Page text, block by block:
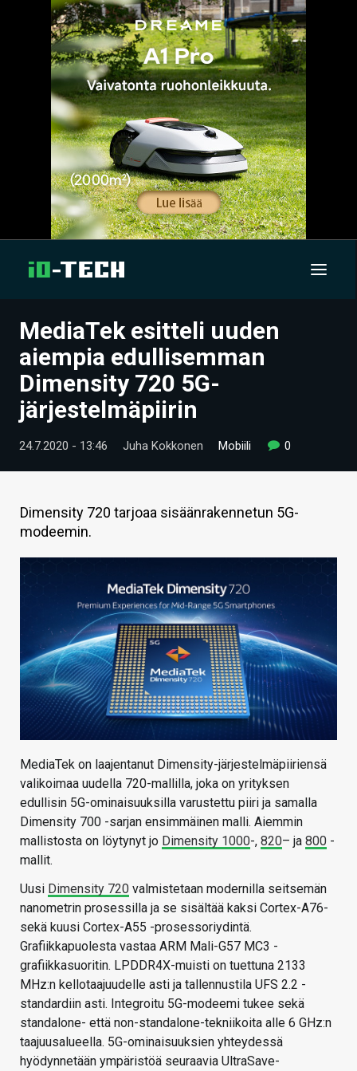
UUTISET
ARTIKKELIT
VIDEOT
TECHBBS
HINTA.FI
VAIHDA TEEMA
HAKU
MediaTek esitteli uuden
aiempia edullisemman
Dimensity 720 5G-
järjestelmäpiirin
24.7.2020 - 13:46 Juha Kokkonen Mobiili 0
Dimensity 720 tarjoaa sisäänrakennetun 5G-
modeemin.
MediaTek on laajentanut Dimensity-järjestelmäpiiriensä
valikoimaa uudella 720-mallilla, joka on yrityksen
edullisin 5G-ominaisuuksilla varustettu piiri ja samalla
Dimensity 700 -sarjan ensimmäinen malli. Aiemmin
mallistosta on löytynyt jo Dimensity 1000-, 820– ja 800 -
mallit.
Uusi Dimensity 720 valmistetaan modernilla seitsemän
nanometrin prosessilla ja se sisältää kaksi Cortex-A76-
sekä kuusi Cortex-A55 -prosessoriydintä.
Grafiikkapuolesta vastaa ARM Mali-G57 MC3 -
grafiikkasuoritin. LPDDR4X-muisti on tuettuna 2133
MHz:n kellotaajuudelle asti ja tallennustila UFS 2.2 -
standardiin asti. Integroitu 5G-modeemi tukee sekä
standalone- että non-standalone-tekniikoita alle 6 GHz:n
taajuusalueella. 5G-ominaisuuksien yhteydessä
hyödynnetään ympäristöä seuraavia UltraSave-